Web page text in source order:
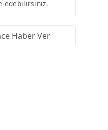
edebilirsiniz.
Haber Ver